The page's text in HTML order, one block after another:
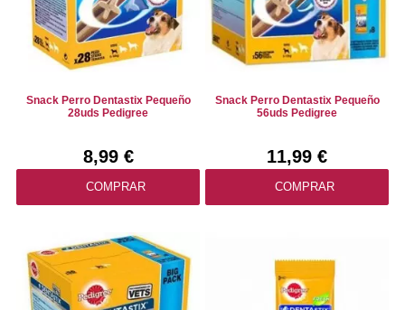
Snack Perro Dentastix Pequeño
28uds Pedigree
8,99 €
COMPRAR
Snack Perro Dentastix Pequeño
56uds Pedigree
11,99 €
COMPRAR